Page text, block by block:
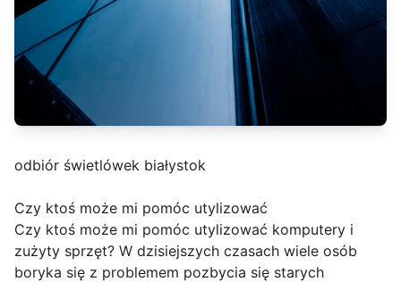
odbiór świetlówek białystok
Czy ktoś może mi pomóc utylizować
Czy ktoś może mi pomóc utylizować komputery i
zużyty sprzęt? W dzisiejszych czasach wiele osób
boryka się z problemem pozbycia się starych